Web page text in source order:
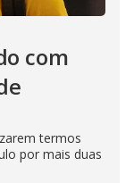
com
termos
por mais duas